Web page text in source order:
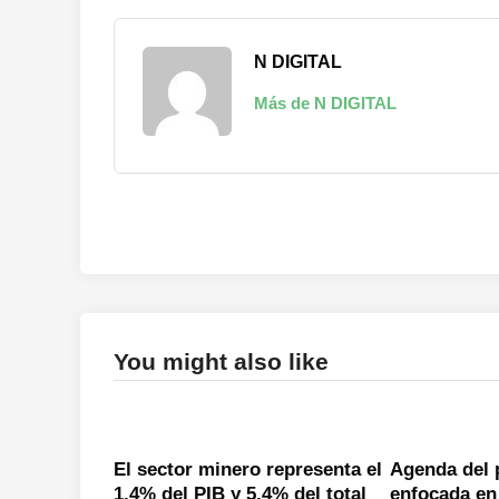
N DIGITAL
Más de N DIGITAL
You might also like
El sector minero representa el
1.4% del PIB y 5.4% del total
Agenda del
enfocada